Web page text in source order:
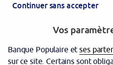
Continuer sans accepter
Vos
Banque Populaire etses
sur ce site. Certains sont